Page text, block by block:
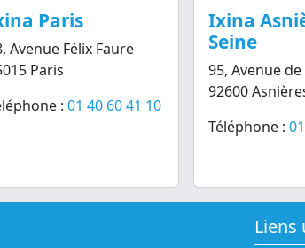
Paris
Avenue Félix Faure
Paris
: 01 40 60 41 10
Ixina
Seine
95, Avenue
92600
Téléphone :
Liens